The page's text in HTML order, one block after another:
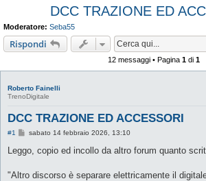
DCC TRAZIONE ED
Moderatore: Seba55
Rispondi
12 messaggi • Pagina 1 di 1
Roberto Fainelli
TrenoDigitale
DCC TRAZIONE ED ACCESSORI
#1
M
s
s
g
sabato 14 febbraio 2026, 13:10
Leggo, copio ed incollo da altro forum quanto
"Altro discorso è separare elettricamente il